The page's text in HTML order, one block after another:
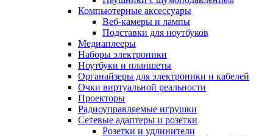
Компьютерные аксессуары
Веб-камеры и лампы
Подставки для ноутбуков
Медиаплееры
Наборы электроники
Ноутбуки и планшеты
Органайзеры для электроники и кабелей
Очки виртуальной реальности
Проекторы
Радиоуправляемые игрушки
Сетевые адаптеры и розетки
Розетки и удлинители